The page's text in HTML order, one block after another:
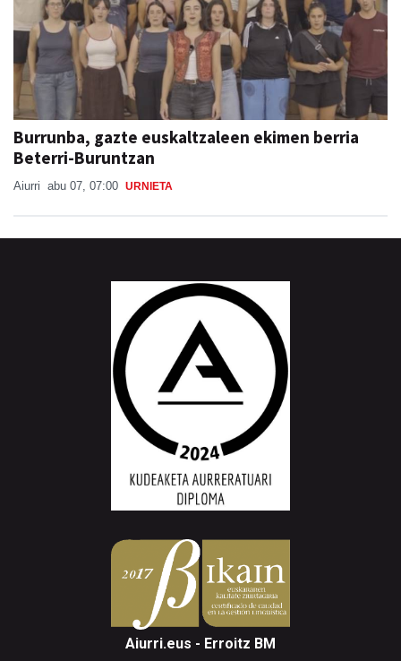
Burrunba, gazte euskaltzaleen ekimen berria
Beterri-Buruntzan
Aiurri abu 07, 07:00 URNIETA
Aiurri.eus - Erroitz BM